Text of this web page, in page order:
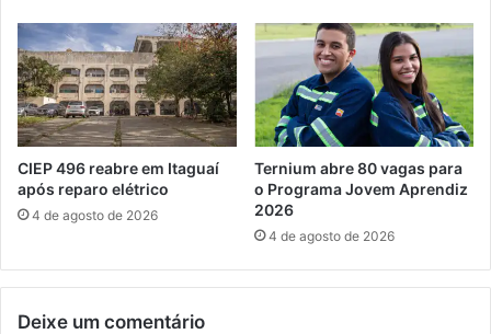
u
n
i
ç
õ
e
s
à
P
a
ç
ã
o
V
e
r
ã
o
CIEP 496 reabre em Itaguaí
após reparo elétrico
4 de agosto de 2026
Ternium abre 80 vagas para
o Programa Jovem Aprendiz
2026
4 de agosto de 2026
Deixe um comentário